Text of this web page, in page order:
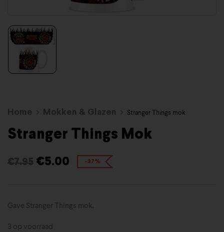
Home Mokken & Glazen Stranger Things mok
Stranger Things Mok
€7.95 €5.00 -37%
Gave Stranger Things mok.
3 op voorraad